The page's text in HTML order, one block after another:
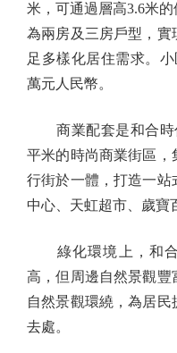
米，可通過層高3.6米
為兩房及三房戶型，實
足多樣化居住需求。
萬元人民幣。
商業配套是和合時
平米的時尚商業街區
行街於一體，打造一站
中心、天虹超市、歲寶
綠化環境上，和合
高，但周邊自然景觀
自然景觀環繞，為居
去處。